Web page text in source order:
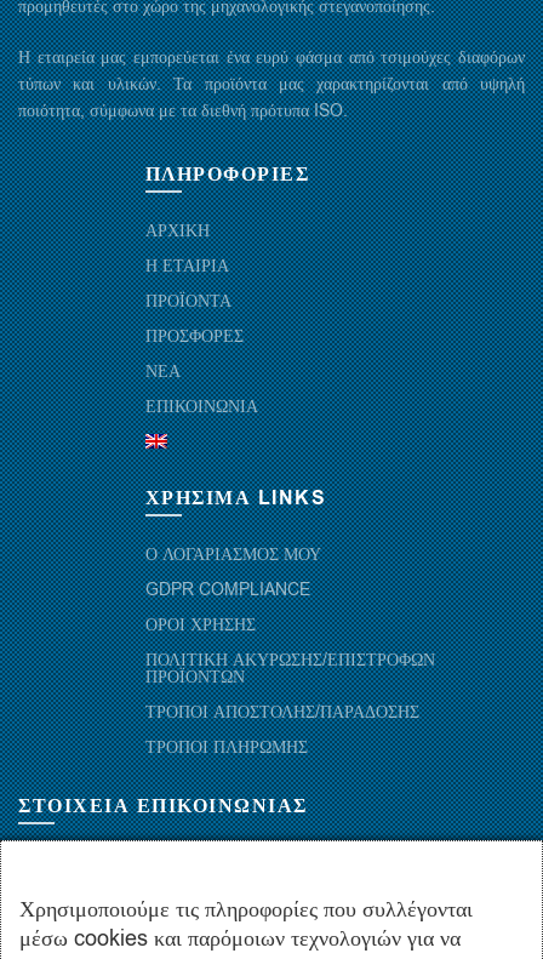
προμηθευτές στο χώρο της μηχανολογικής στεγανοποίησης.
Η εταιρεία μας εμπορεύεται ένα ευρύ φάσμα από τσιμούχες διαφόρων
τύπων και υλικών. Τα προϊόντα μας χαρακτηρίζονται από υψηλή
ποιότητα, σύμφωνα με τα διεθνή πρότυπα ISO.
ΠΛΗΡΟΦΟΡΙΕΣ
ΑΡΧΙΚΗ
Η ΕΤΑΙΡΙΑ
ΠΡΟΪΟΝΤΑ
ΠΡΟΣΦΟΡΕΣ
ΝΕΑ
ΕΠΙΚΟΙΝΩΝΙΑ
ΧΡΗΣΙΜΑ LINKS
Ο ΛΟΓΑΡΙΑΣΜΟΣ ΜΟΥ
GDPR COMPLIANCE
ΟΡΟΙ ΧΡΗΣΗΣ
ΠΟΛΙΤΙΚΗ ΑΚΥΡΩΣΗΣ/ΕΠΙΣΤΡΟΦΩΝ
ΠΡΟΪΟΝΤΩΝ
ΤΡΟΠΟΙ ΑΠΟΣΤΟΛΗΣ/ΠΑΡΑΔΟΣΗΣ
ΤΡΟΠΟΙ ΠΛΗΡΩΜΗΣ
ΣΤΟΙΧΕΙΑ ΕΠΙΚΟΙΝΩΝΙΑΣ
+30.210-5143367,+30.210-5154659,+30.210-5147842
+30.210-5133976
Χρησιμοποιούμε τις πληροφορίες που συλλέγονται
μέσω cookies και παρόμοιων τεχνολογιών για να